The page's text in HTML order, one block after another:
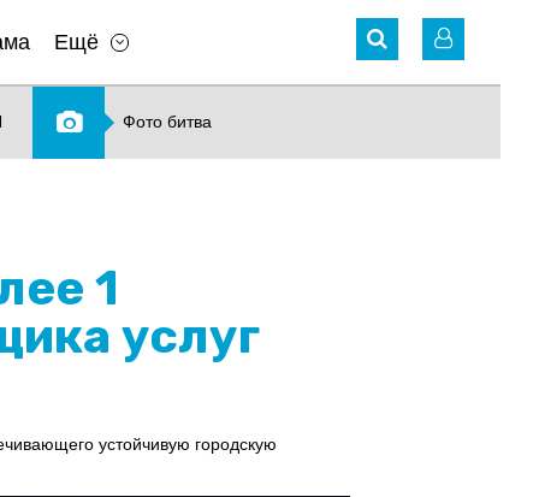
Ещё
Фото битва
1
услуг
устойчивую городскую